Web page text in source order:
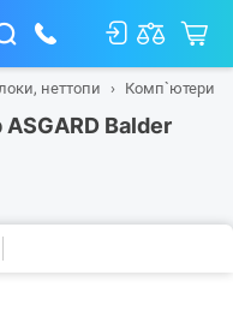
неттопи Комп`ютери
Balder